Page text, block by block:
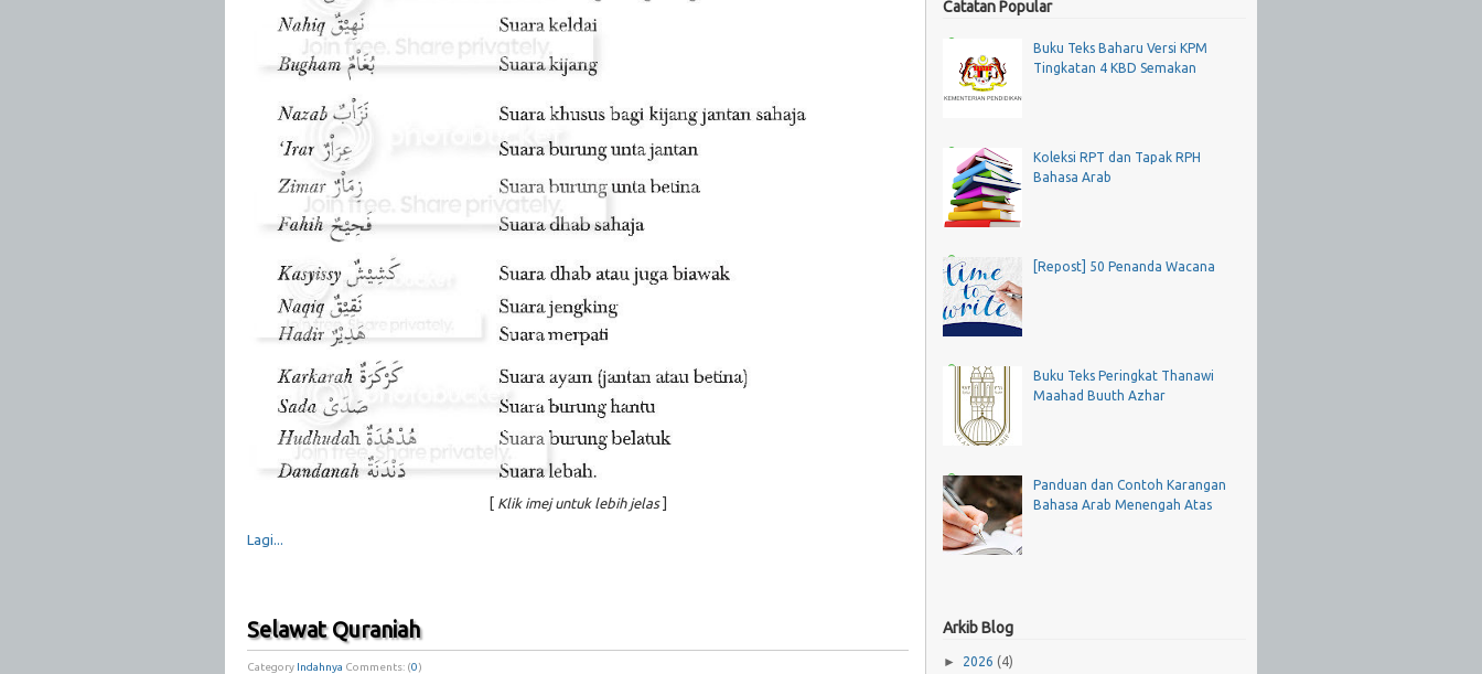
[ Klik imej untuk lebih jelas]
Lagi...
Selawat Quraniah
Category Indahnya Comments: (0)
Catatan Popular
Buku Teks Baharu Versi KPM
Tingkatan 4 KBD Semakan
Koleksi RPT dan Tapak RPH
Bahasa Arab
[Repost] 50 Penanda Wacana
Buku Teks Peringkat Thanawi
Maahad Buuth Azhar
Panduan dan Contoh Karangan
Bahasa Arab Menengah Atas
Arkib Blog
► 2026 (4)